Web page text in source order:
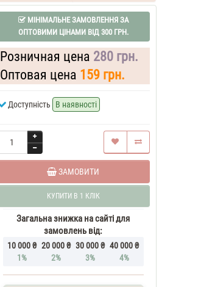
МІНІМАЛЬНЕ ЗАМОВЛЕННЯ ЗА
ОПТОВИМИ ЦІНАМИ ВІД 300 ГРН.
Розничная цена 280 грн.
Оптовая цена 159 грн.
Доступність В наявності
ЗАМОВИТИ
КУПИТИ В 1 КЛІК
Загальна знижка на сайті для
замовлень від:
10 000 ₴
1%
20 000 ₴
2%
30 000 ₴
3%
40 000 ₴
4%